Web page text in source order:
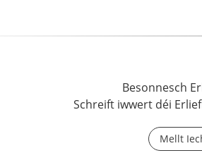
Besonnesch
Schreift iwwert déi
Mellt